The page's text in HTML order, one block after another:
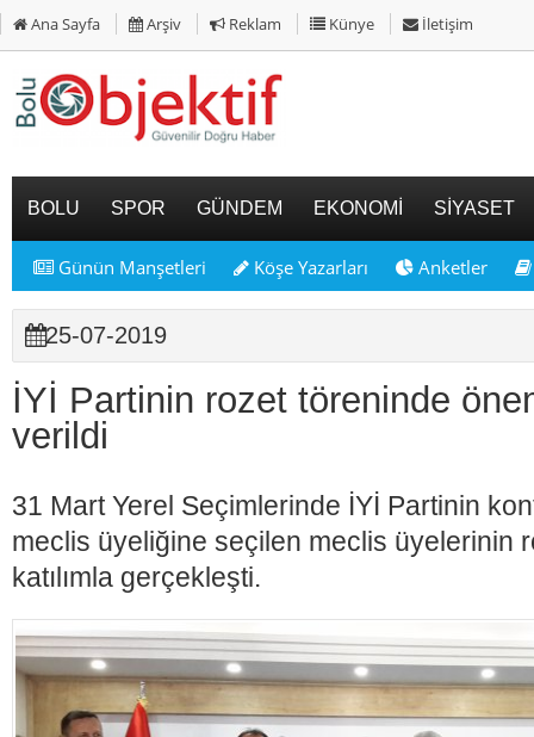
Ana Sayfa Arşiv Reklam Künye İletişim
BOLU SPOR GÜNDEM EKONOMİ SİYASET
Günün Manşetleri Köşe Yazarları Anketler
25-07-2019
İYİ Partinin rozet töreninde
verildi
31 Mart Yerel Seçimlerinde İYİ Partinin
meclis üyeliğine seçilen meclis üyelerinin
katılımla gerçekleşti.